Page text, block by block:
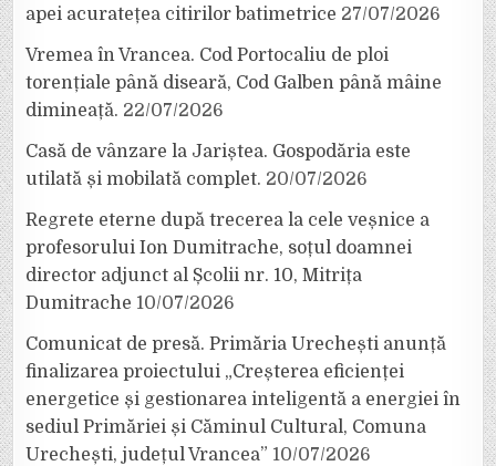
apei acuratețea citirilor batimetrice 27/07/2026
Vremea în Vrancea. Cod Portocaliu de ploi
torențiale până diseară, Cod Galben până mâine
dimineață. 22/07/2026
Casă de vânzare la Jariștea. Gospodăria este
utilată și mobilată complet. 20/07/2026
Regrete eterne după trecerea la cele veșnice a
profesorului Ion Dumitrache, soțul doamnei
director adjunct al Școlii nr. 10, Mitrița
Dumitrache 10/07/2026
Comunicat de presă. Primăria Urechești anunță
finalizarea proiectului „Creșterea eficienței
energetice și gestionarea inteligentă a energiei în
sediul Primăriei și Căminul Cultural, Comuna
Urechești, județul Vrancea” 10/07/2026